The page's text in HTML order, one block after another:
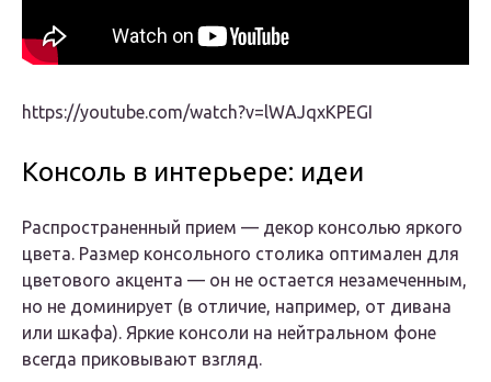
https://youtube.com/watch?v=lWAJqxKPEGI
Консоль в интерьере: идеи
Распространенный прием — декор консолью яркого
цвета. Размер консольного столика оптимален для
цветового акцента — он не остается незамеченным,
но не доминирует (в отличие, например, от дивана
или шкафа). Яркие консоли на нейтральном фоне
всегда приковывают взгляд.